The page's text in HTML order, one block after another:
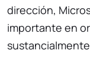
dirección,
importante en